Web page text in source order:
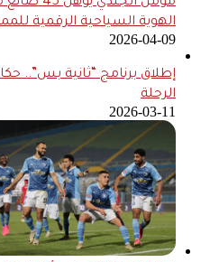
مؤمن
الهوية السياحية الرقمية
2026-04-09
إطلاق برنامج “ثانية بس”..
الرحلة
2026-03-11